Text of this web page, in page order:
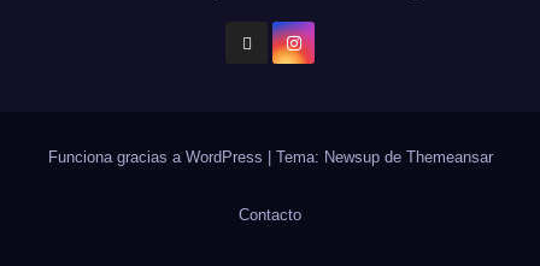
Funciona gracias a WordPress Tema: Newsup de Themeansar
Contacto